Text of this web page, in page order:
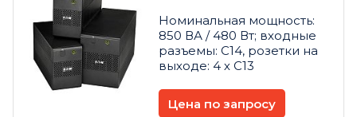
Номинальная мощность:
850 ВА / 480 Вт; входные
разъемы: C14, розетки на
выходе: 4 х C13
Цена по запросу